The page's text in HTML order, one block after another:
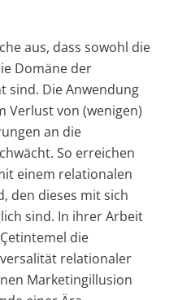
aus, dass sowohl die
Domäne der
sind. Die Anwendung
Verlust von (wenigen)
an die
So erreichen
einem relationalen
den dieses mit sich
sind. In ihrer Arbeit
die
relationaler
Marketingillusion